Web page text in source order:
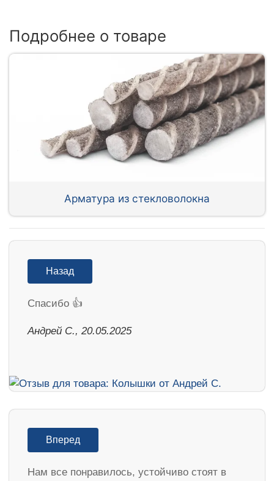
Подробнее о товаре
Арматура из стекловолокна
Назад
Спасибо 👍
Андрей С., 20.05.2025
Вперед
Нам все понравилось, устойчиво стоят в